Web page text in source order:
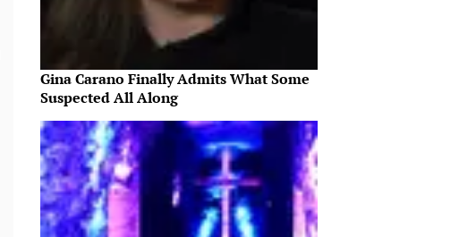
Gina Carano Finally Admits What Some
Suspected All Along